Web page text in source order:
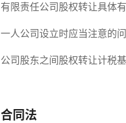
区别 这些知识你都知道吗？
有限责任公司股权转让具体
式？来了解下这五种形式
一人公司设立时应当注意的问
人公司的特征
公司股东之间股权转让计税
合什么要件？
合同法